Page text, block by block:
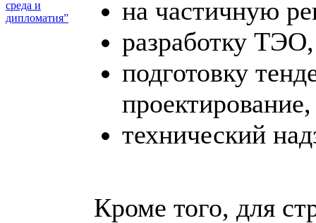
среда и
дипломатия”
на частичную
разработку ТЭО,
подготовку
проектирование,
технический
Кроме того, для